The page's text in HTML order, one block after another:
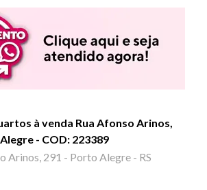
à venda Rua Afonso Arinos,
- COD: 223389
Arinos, 291 - Porto Alegre - RS